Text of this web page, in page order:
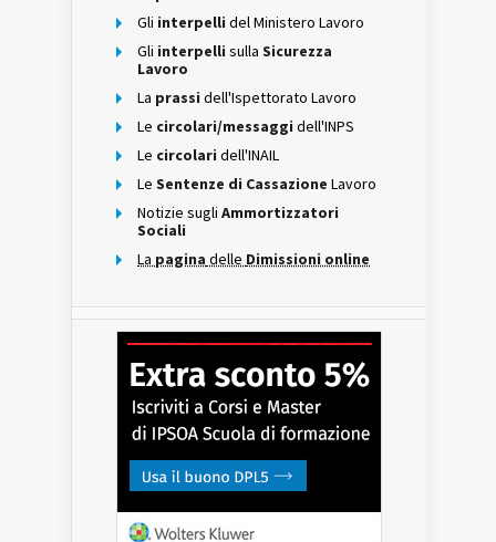
Gli interpelli del Ministero Lavoro
Gli interpelli sulla Sicurezza
Lavoro
La prassi dell'Ispettorato Lavoro
Le circolari/messaggi dell'INPS
Le circolari dell'INAIL
Le Sentenze di Cassazione Lavoro
Notizie sugli Ammortizzatori
Sociali
La pagina delle Dimissioni online